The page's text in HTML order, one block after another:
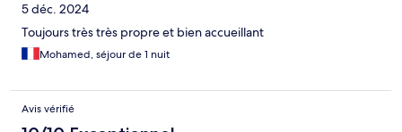
5 déc. 2024
Toujours très très propre et bien accueillant
Mohamed, séjour de 1 nuit
Avis vérifié